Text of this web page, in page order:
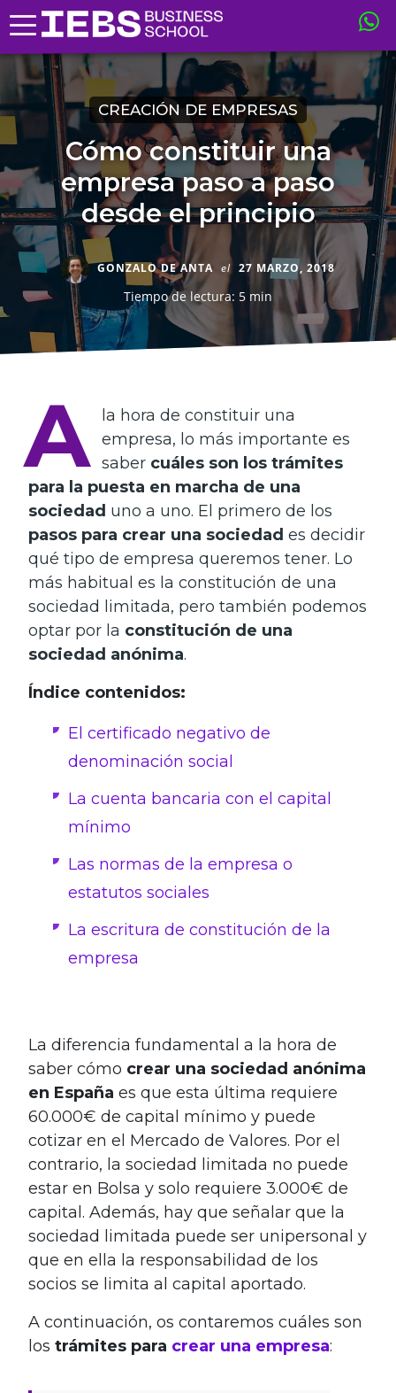
CREACIÓN DE EMPRESAS
Cómo constituir una
empresa paso a paso
desde el principio
GONZALO DE ANTA el 27 MARZO, 2018
Tiempo de lectura: 5 min
A
la hora de constituir una
empresa, lo más importante es
saber cuáles son los trámites
para la puesta en marcha de una
sociedad uno a uno. El primero de los
pasos para crear una sociedad es decidir
qué tipo de empresa queremos tener. Lo
más habitual es la constitución de una
sociedad limitada, pero también podemos
optar por la constitución de una
sociedad anónima.
Índice contenidos:
El certificado negativo de
denominación social
La cuenta bancaria con el capital
mínimo
Las normas de la empresa o
estatutos sociales
La escritura de constitución de la
empresa
La diferencia fundamental a la hora de
saber cómo crear una sociedad anónima
en España es que esta última requiere
60.000€ de capital mínimo y puede
cotizar en el Mercado de Valores. Por el
contrario, la sociedad limitada no puede
estar en Bolsa y solo requiere 3.000€ de
capital. Además, hay que señalar que la
sociedad limitada puede ser unipersonal y
que en ella la responsabilidad de los
socios se limita al capital aportado.
A continuación, os contaremos cuáles son
los trámites para crear una empresa: